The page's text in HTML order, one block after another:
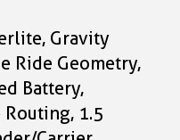
Gravity
Ride Geometry,
Battery,
1.5